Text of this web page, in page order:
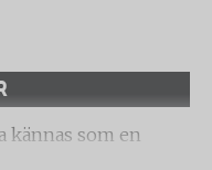
kännas som en